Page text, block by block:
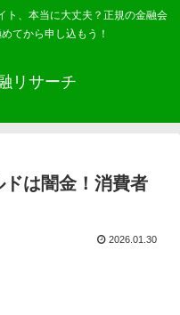
ト、本当に大丈夫？正規の金融会
てから申し込もう！
リサーチ
ドは闇金！消費者
2026.01.30